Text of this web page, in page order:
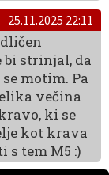
25.11.2025 22:11
bi strinjal, da
motim. Pa
večina
ki se
kot krava
s tem M5 :)